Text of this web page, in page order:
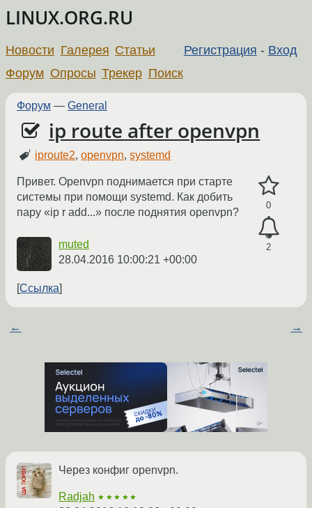
LINUX.ORG.RU
Регистрация - Вход
Новости Галерея Статьи
Форум Опросы Трекер Поиск
Форум — General
ip route after openvpn
iproute2,openvpn,systemd
0
2
Привет. Openvpn поднимается при старте
системы при помощи systemd. Как добить
пару «ip r add...» после поднятия openvpn?
muted
28.04.2016 10:00:21 +00:00
Ссылка
← →
Через конфиг openvpn.
Radjah ★★★★★